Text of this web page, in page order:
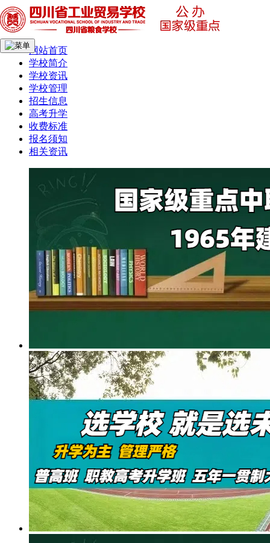
网站首页
学校简介
学校资讯
学校管理
招生信息
高考升学
收费标准
报名须知
相关资讯